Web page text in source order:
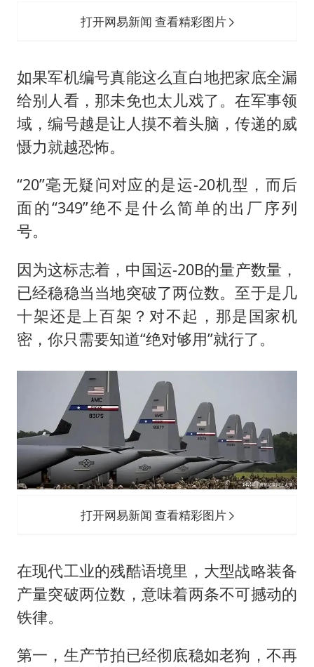
打开网易新闻 查看精彩图片
如果军机编号真能这么直白地把家底全漏
给别人看，那未免也太儿戏了。在军事领
域，编号越是让人摸不着头脑，传递的威
慑力就越恐怖。
“20”毫无疑问对应的是运-20机型，而后
面的“349”绝不是什么简单的出厂序列
号。
因为这标志着，中国运-20B的量产数量，
已经稳稳当当地突破了两位数。至于是几
十架还是上百架？对不起，那是国家机
密，你只需要知道“绝对够用”就行了。
打开网易新闻 查看精彩图片
在现代工业的残酷语境里，大型战略装备
产量突破两位数，意味着两条不可撼动的
铁律。
第一，生产节拍已经彻底稳如老狗，不再